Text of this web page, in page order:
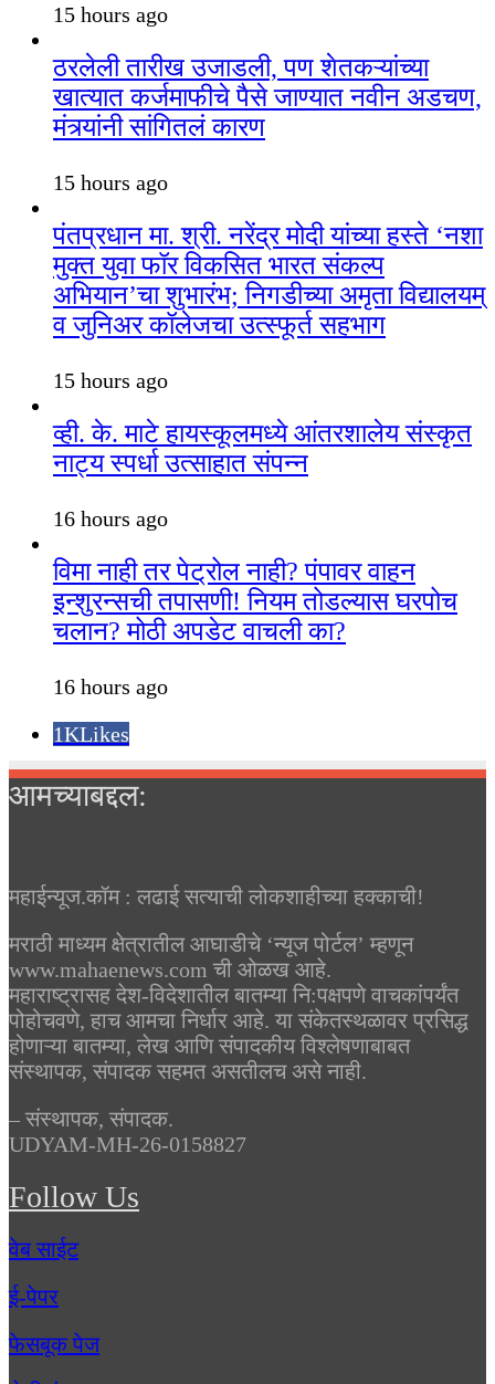
15 hours ago
ठरलेली तारीख उजाडली, पण शेतकऱ्यांच्या
खात्यात कर्जमाफीचे पैसे जाण्यात नवीन अडचण,
मंत्र्यांनी सांगितलं कारण
15 hours ago
पंतप्रधान मा. श्री. नरेंद्र मोदी यांच्या हस्ते ‘नशा
मुक्त युवा फॉर विकसित भारत संकल्प
अभियान’चा शुभारंभ; निगडीच्या अमृता विद्यालयम्
व जुनिअर कॉलेजचा उत्स्फूर्त सहभाग
15 hours ago
व्ही. के. माटे हायस्कूलमध्ये आंतरशालेय संस्कृत
नाट्य स्पर्धा उत्साहात संपन्न
16 hours ago
विमा नाही तर पेट्रोल नाही? पंपावर वाहन
इन्शुरन्सची तपासणी! नियम तोडल्यास घरपोच
चलान? मोठी अपडेट वाचली का?
16 hours ago
1KLikes
आमच्याबद्दल:
महाईन्यूज.कॉम : लढाई सत्याची लोकशाहीच्या हक्काची!
मराठी माध्यम क्षेत्रातील आघाडीचे ‘न्यूज पोर्टल’ म्हणून
www.mahaenews.com ची ओळख आहे.
महाराष्ट्रासह देश-विदेशातील बातम्या नि:पक्षपणे वाचकांपर्यंत
पोहोचवणे, हाच आमचा निर्धार आहे. या संकेतस्थळावर प्रसिद्ध
होणाऱ्या बातम्या, लेख आणि संपादकीय विश्लेषणाबाबत
संस्थापक, संपादक सहमत असतीलच असे नाही.
– संस्थापक, संपादक.
UDYAM-MH-26-0158827
Follow Us
वेब साईट
ई-पेपर
फेसबूक पेज